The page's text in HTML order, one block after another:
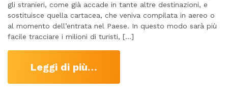
gli stranieri, come già accade in tante altre destinazioni, e
sostituisce quella cartacea, che veniva compilata in aereo o
al momento dell’entrata nel Paese. In questo modo sarà più
facile tracciare i milioni di turisti, […]
Leggi di più…